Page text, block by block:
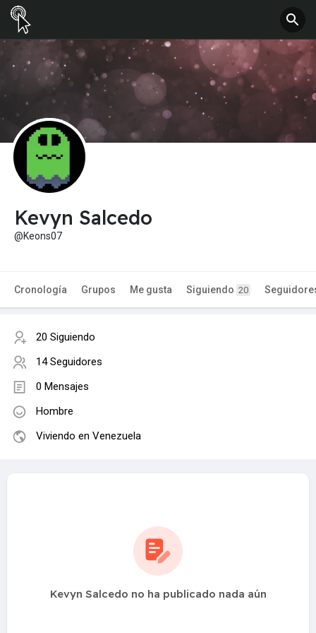
Kevyn Salcedo
@Keons07
Cronología Grupos Me gusta Siguiendo 20
20 Siguiendo
14 Seguidores
0 Mensajes
Hombre
Viviendo en Venezuela
Kevyn Salcedo no ha publicado nada aún